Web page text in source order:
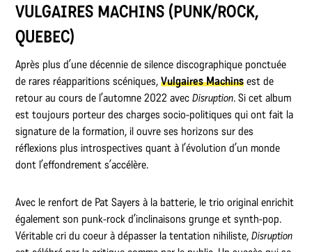
VULGAIRES MACHINS (PUNK/ROCK,
QUEBEC)
Après plus d’une décennie de silence discographique ponctuée
de rares réapparitions scéniques,Vulgaires Machins est de
retour au cours de l’automne 2022 avecDisruption. Si cet album
est toujours porteur des charges socio-politiques qui ont fait la
signature de la formation, il ouvre ses horizons sur des
réflexions plus introspectives quant à l’évolution d’un monde
dont l’effondrement s’accélère.
Avec le renfort de Pat Sayers à la batterie, le trio original enrichit
également son punk-rock d’inclinaisons grunge et synth-pop.
Véritable cri du coeur à dépasser la tentation nihiliste,Disruption